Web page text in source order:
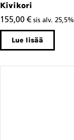
Kivikori
155,00 € sis alv. 25,5%
Lue lisää